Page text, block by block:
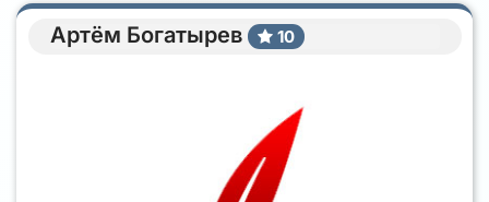
Артём Богатырев 10